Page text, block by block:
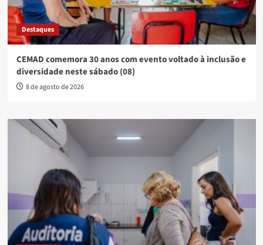
Destaques
CEMAD comemora 30 anos com evento voltado à inclusão e
diversidade neste sábado (08)
8 de agosto de 2026